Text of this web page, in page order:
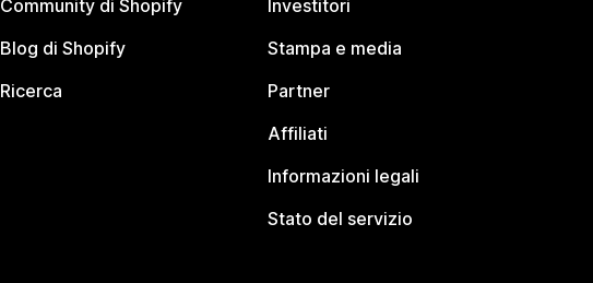
Community di Shopify
Blog di Shopify
Ricerca
Investitori
Stampa e media
Partner
Affiliati
Informazioni legali
Stato del servizio